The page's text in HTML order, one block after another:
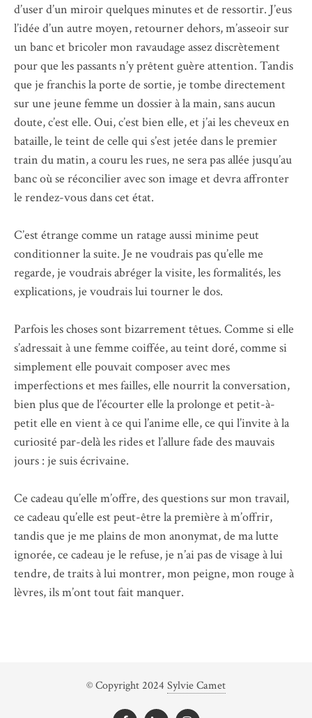
d’user d’un miroir quelques minutes et de ressortir. J’eus
l’idée d’un autre moyen, retourner dehors, m’asseoir sur
un banc et bricoler mon ravaudage assez discrètement
pour que les passants n’y prêtent guère attention. Tandis
que je franchis la porte de sortie, je tombe directement
sur une jeune femme un dossier à la main, sans aucun
doute, c’est elle. Oui, c’est bien elle, et j’ai les cheveux en
bataille, le teint de celle qui s’est jetée dans le premier
train du matin, a couru les rues, ne sera pas allée jusqu’au
banc où se réconcilier avec son image et devra affronter
le rendez-vous dans cet état.
C’est étrange comme un ratage aussi minime peut
conditionner la suite. Je ne voudrais pas qu’elle me
regarde, je voudrais abréger la visite, les formalités, les
explications, je voudrais lui tourner le dos.
Parfois les choses sont bizarrement têtues. Comme si elle
s’adressait à une femme coiffée, au teint doré, comme si
simplement elle pouvait composer avec mes
imperfections et mes failles, elle nourrit la conversation,
bien plus que de l’écourter elle la prolonge et petit-à-
petit elle en vient à ce qui l’anime elle, ce qui l’invite à la
curiosité par-delà les rides et l’allure fade des mauvais
jours : je suis écrivaine.
Ce cadeau qu’elle m’offre, des questions sur mon travail,
ce cadeau qu’elle est peut-être la première à m’offrir,
tandis que je me plains de mon anonymat, de ma lutte
ignorée, ce cadeau je le refuse, je n’ai pas de visage à lui
tendre, de traits à lui montrer, mon peigne, mon rouge à
lèvres, ils m’ont tout fait manquer.
© Copyright 2024 Sylvie Camet